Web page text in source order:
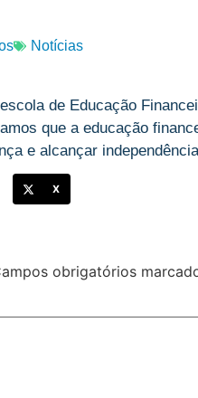
Notícias
de Educação
que a educação
e alcançar
X
obrigatórios